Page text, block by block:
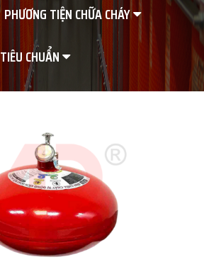
PHƯƠNG TIỆN CHỮA CHÁY
TIÊU CHUẨN